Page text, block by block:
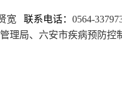
宽 联系电话： 0564-
理局、六安市疾病预防控